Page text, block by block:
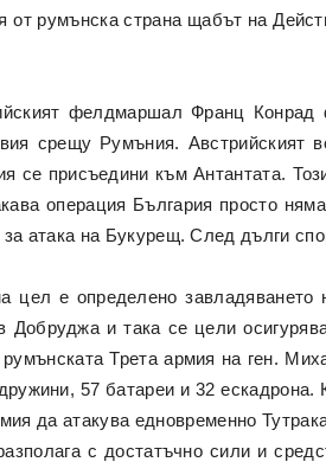
от румънска страна щабът на
фелдмаршал Франц
срещу Румъния. Австрийският
се присъедини към Антантата.
операция България просто
атака на Букурещ. След дълги
цел е определено
Добруджа и така се цели
Трета армия на ген.
57 батареи и 32
да атакува едновременно
с достатъчно сили и